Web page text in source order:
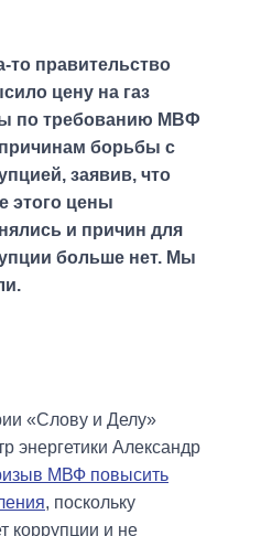
ПОЛИТИКОВ
то правительство
цену на газ
по требованию МВФ
борьбы с
заявив, что
этого цены
и причин для
больше нет. Мы
«Слову и Делу»
энергетики Александр
МВФ повысить
, поскольку
коррупции и не